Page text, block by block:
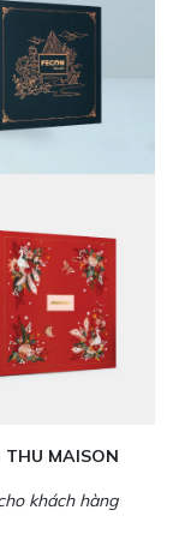
THU MAISON
khách hàng